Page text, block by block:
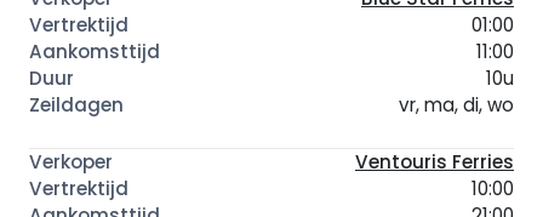
01:00
11:00
10u
vr, ma, di, wo
Ventouris Ferries
10:00